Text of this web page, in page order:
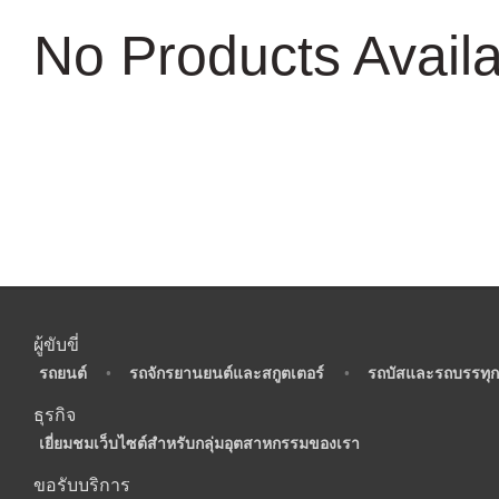
No Products
ผู้ขับขี่
รถยนต์ • รถจักรยานยนต์และสกูตเตอร์ • รถบัสและรถบรรทุก
ธุรกิจ
เยี่ยมชมเว็บไซต์สำหรับกลุ่มอุตสาหกรรมของเรา
ขอรับบริการ